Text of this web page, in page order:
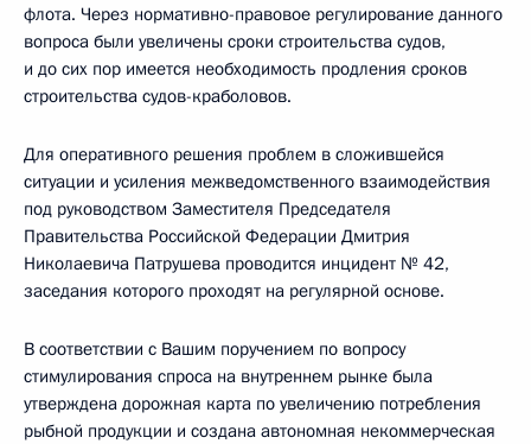
флота. Через нормативно-правовое регулирование данного
вопроса были увеличены сроки строительства судов,
и до сих пор имеется необходимость продления сроков
строительства судов-краболовов.
Для оперативного решения проблем в сложившейся
ситуации и усиления межведомственного взаимодействия
под руководством Заместителя Председателя
Правительства Российской Федерации Дмитрия
Николаевича Патрушева проводится инцидент № 42,
заседания которого проходят на регулярной основе.
В соответствии с Вашим поручением по вопросу
стимулирования спроса на внутреннем рынке была
утверждена дорожная карта по увеличению потребления
рыбной продукции и создана автономная некоммерческая